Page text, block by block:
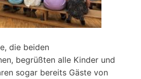
die beiden
begrüßten alle Kinder und
sogar bereits Gäste von